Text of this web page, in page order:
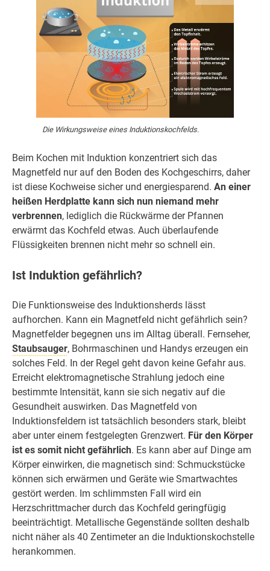
Die Wirkungsweise eines Induktionskochfelds.
Beim Kochen mit Induktion konzentriert sich das
Magnetfeld nur auf den Boden des Kochgeschirrs, daher
ist diese Kochweise sicher und energiesparend. An einer
heißen Herdplatte kann sich nun niemand mehr
verbrennen, lediglich die Rückwärme der Pfannen
erwärmt das Kochfeld etwas. Auch überlaufende
Flüssigkeiten brennen nicht mehr so schnell ein.
Ist Induktion gefährlich?
Die Funktionsweise des Induktionsherds lässt
aufhorchen. Kann ein Magnetfeld nicht gefährlich sein?
Magnetfelder begegnen uns im Alltag überall. Fernseher,
Staubsauger, Bohrmaschinen und Handys erzeugen ein
solches Feld. In der Regel geht davon keine Gefahr aus.
Erreicht elektromagnetische Strahlung jedoch eine
bestimmte Intensität, kann sie sich negativ auf die
Gesundheit auswirken. Das Magnetfeld von
Induktionsfeldern ist tatsächlich besonders stark, bleibt
aber unter einem festgelegten Grenzwert. Für den Körper
ist es somit nicht gefährlich. Es kann aber auf Dinge am
Körper einwirken, die magnetisch sind: Schmuckstücke
können sich erwärmen und Geräte wie Smartwachtes
gestört werden. Im schlimmsten Fall wird ein
Herzschrittmacher durch das Kochfeld geringfügig
beeinträchtigt. Metallische Gegenstände sollten deshalb
nicht näher als 40 Zentimeter an die Induktionskochstelle
herankommen.